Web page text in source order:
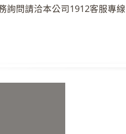
詢問請洽本公司1912客服專線